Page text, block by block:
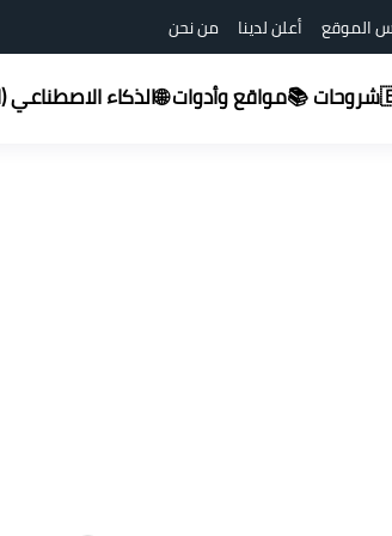
الموقع أعلن لدينا من نحن
شروحات 📚مواقع وأدوات 🌐الذكاء الاصطناعي (AI) 🤖